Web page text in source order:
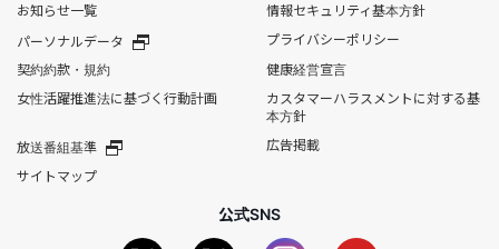
お知らせ一覧
情報セキュリティ基本方針
パーソナルデータ
プライバシーポリシー
契約約款・規約
健康経営宣言
女性活躍推進法に基づく行動計画
カスタマーハラスメントに対する基
本方針
放送番組基準
広告掲載
サイトマップ
公式SNS